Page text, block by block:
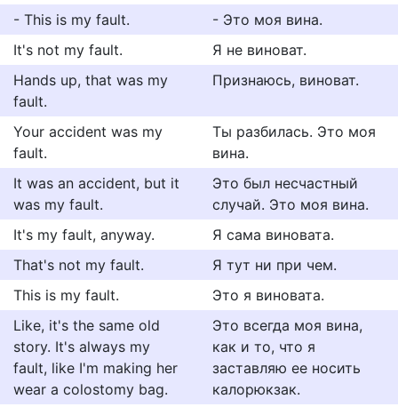
- This is my fault.
- Это моя вина.
It's not my fault.
Я не виноват.
Hands up, that was my
fault.
Признаюсь, виноват.
Your accident was my
fault.
Ты разбилась. Это моя
вина.
It was an accident, but it
was my fault.
Это был несчастный
случай. Это моя вина.
It's my fault, anyway.
Я сама виновата.
That's not my fault.
Я тут ни при чем.
This is my fault.
Это я виновата.
Like, it's the same old
story. It's always my
fault, like I'm making her
wear a colostomy bag.
Это всегда моя вина,
как и то, что я
заставляю ее носить
калорюкзак.